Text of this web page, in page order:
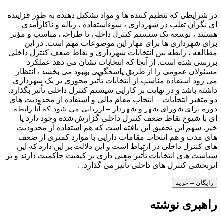
در شرایطی که تنظیم کننده ها و مواد تشکیل دهنده به طور فزاینده
ای نگران تقلب در شهرداری ، سوءاستفاده ، زباله و ناکارآمدی
هستند ، توسعه یک سیستم کنترل داخلی با طراحی مناسب و مؤثر
برای شهرداری ها برای مهار این موضوعات مهم است. در این
مطالعه ، رابطه بین انتخابات شهرداری و نقاط ضعف کنترل داخلی
بررسی شده است. از آنجا که انتخابات نشان می دهد عملکرد
مسئولان عمومی را از طریق پاسخگویی بهبود می بخشد ، انتظار
می رود استفاده مناسب از انتخابات تأثیر محوری بر یک شهرداری
داشته باشد و در نهایت بر کارایی سیستم کنترل داخلی تأثیر بگذارد.
دو متغیر انتخابات – انتخاب مقام مالی و استفاده از محدودیت های
دوره برای شورای شهر و شهردار – ارزیابی می شود که آیا رابطه
ای با شیوع نقاط ضعف کنترل داخلی گزارش شده وجود دارد یا
خیر. سهم این تحقیق این یافته است که هم استفاده از محدودیت
های مدت و هم انتخاب مقامات دارایی با موارد کمتری از ضعف
های کنترل داخلی در ارتباط است و این دلالت بر این دارد که این
سیاست های انتخابات تأثیر معنی داری بر کیفیت حاکمیت دارند و بر
اثربخشی کنترل های داخلی تأثیر می گذارد. .
رایگان – خرید
راهبری نوشته